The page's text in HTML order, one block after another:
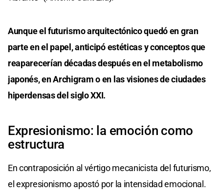
Aunque el futurismo arquitectónico quedó en gran
parte en el papel, anticipó estéticas y conceptos que
reaparecerían décadas después en el metabolismo
japonés, en Archigram o en las visiones de ciudades
hiperdensas del siglo XXI.
Expresionismo: la emoción como
estructura
En contraposición al vértigo mecanicista del futurismo,
el expresionismo apostó por la intensidad emocional.